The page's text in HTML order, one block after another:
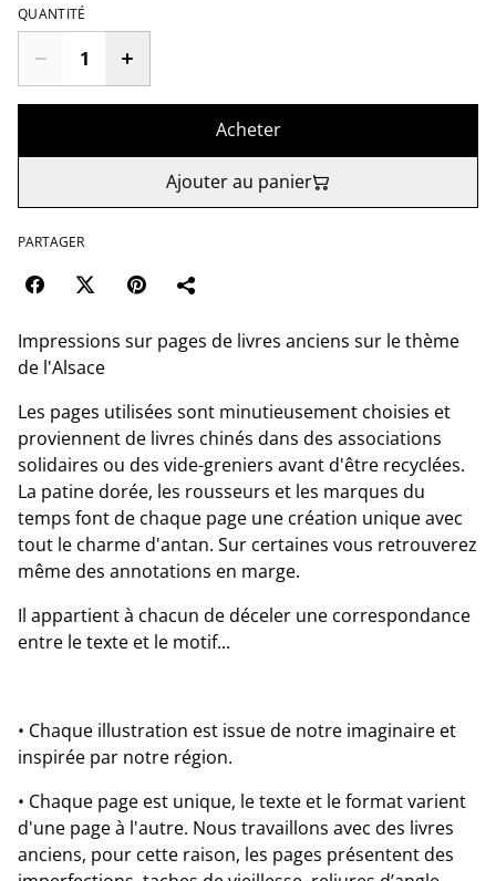
QUANTITÉ
Acheter
Ajouter au panier
PARTAGER
Impressions sur pages de livres anciens sur le thème
de l'Alsace
Les pages utilisées sont minutieusement choisies et
proviennent de livres chinés dans des associations
solidaires ou des vide-greniers avant d'être recyclées.
La patine dorée, les rousseurs et les marques du
temps font de chaque page une création unique avec
tout le charme d'antan. Sur certaines vous retrouverez
même des annotations en marge.
Il appartient à chacun de déceler une correspondance
entre le texte et le motif...
• Chaque illustration est issue de notre imaginaire et
inspirée par notre région.
• Chaque page est unique, le texte et le format varient
d'une page à l'autre. Nous travaillons avec des livres
anciens, pour cette raison, les pages présentent des